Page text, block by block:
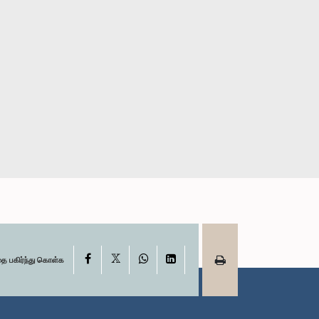
பகிர்ந்து கொள்க Facebook WhatsAppLinkedIn